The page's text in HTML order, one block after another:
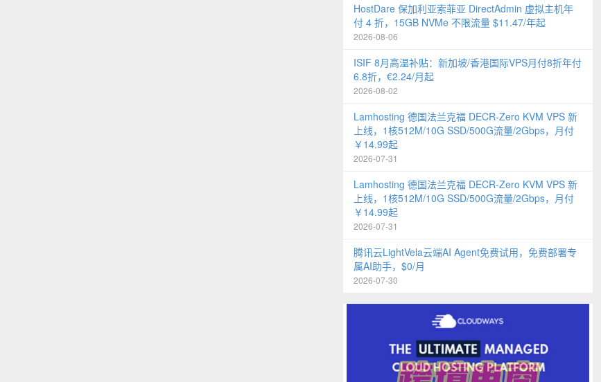
HostDare 保加利亚索菲亚 DirectAdmin 虚拟主机年
付 4 折，15GB NVMe 不限流量 $11.47/年起
2026-08-06
ISIF 8月高温补贴：新加坡/香港国际VPS月付8折年付
6.8折，€2.24/月起
2026-08-02
Lamhosting 德国法兰克福 DECR-Zero KVM VPS 新
上线，1核512M/10G SSD/500G流量/2Gbps，月付
￥14.99起
2026-07-31
Lamhosting 德国法兰克福 DECR-Zero KVM VPS 新
上线，1核512M/10G SSD/500G流量/2Gbps，月付
￥14.99起
2026-07-31
腾讯云LightVela云端AI Agent免费试用，免费部署专
属AI助手，$0/月
2026-07-30